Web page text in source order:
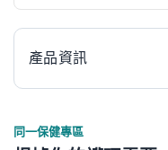
產品資訊
同一保健專區